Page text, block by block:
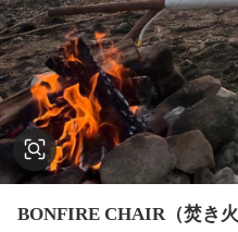
BONFIRE CHAIR（焚き火